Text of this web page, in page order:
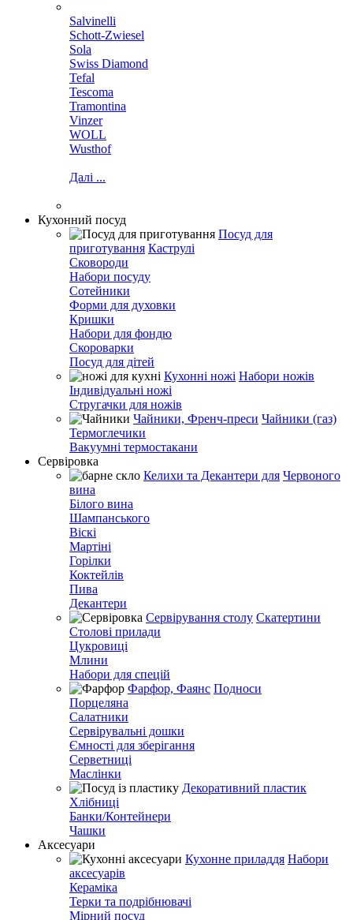
Salvinelli
Schott-Zwiesel
Sola
Swiss Diamond
Tefal
Tescoma
Tramontina
Vinzer
WOLL
Wusthof
Далі ...
Кухонний посуд
Посуд для
приготування Каструлі
Сковороди
Набори посуду
Сотейники
Форми для духовки
Кришки
Набори для фондю
Скороварки
Посуд для дітей
Кухонні ножі Набори ножів
Індивідуальні ножі
Стругачки для ножів
Чайники, Френч-преси Чайники (газ)
Термоглечики
Вакуумні термостакани
Сервіровка
Келихи та Декантери для Червоного
вина
Білого вина
Шампанського
Віскі
Мартіні
Горілки
Коктейлів
Пива
Декантери
Сервірування столу Скатертини
Столові прилади
Цукровиці
Млини
Набори для спецій
Фарфор, Фаянс Подноси
Порцеляна
Салатники
Сервірувальні дошки
Ємності для зберігання
Серветниці
Маслінки
Декоративний пластик
Хлібниці
Банки/Контейнери
Чашки
Аксесуари
Кухонне приладдя Набори
аксесуарів
Кераміка
Терки та подрібнювачі
Мірний посуд